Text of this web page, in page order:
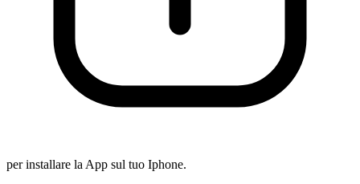
per installare la App sul tuo Iphone.